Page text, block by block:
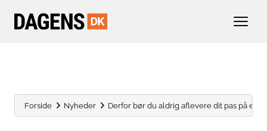
Forside Nyheder Derfor bør du aldrig aflevere dit pas på et